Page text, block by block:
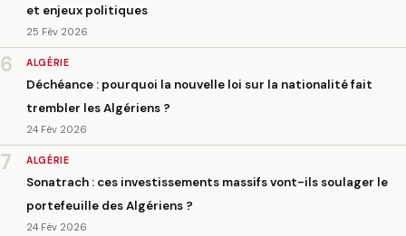
et enjeux politiques
25 Fév 2026
6 ALGÉRIE
Déchéance : pourquoi la nouvelle loi sur la nationalité fait
trembler les Algériens ?
24 Fév 2026
7 ALGÉRIE
Sonatrach : ces investissements massifs vont-ils soulager le
portefeuille des Algériens ?
24 Fév 2026